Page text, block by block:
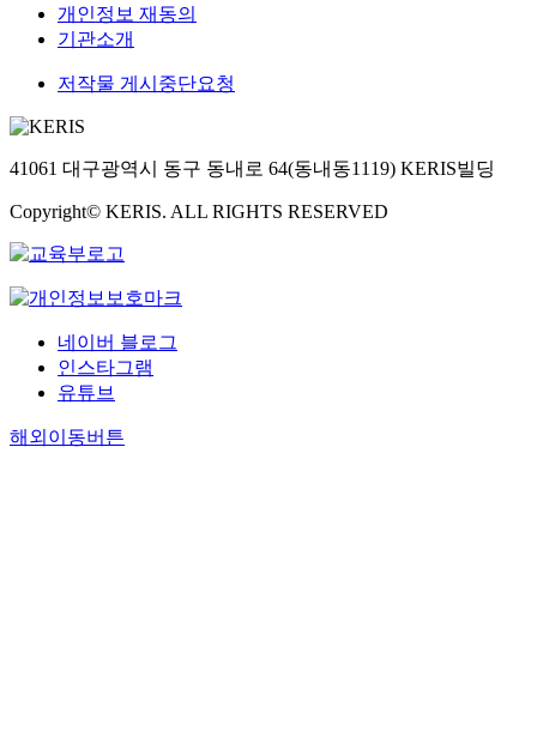
개인정보 재동의
기관소개
저작물 게시중단요청
41061 대구광역시 동구 동내로 64(동내동1119) KERIS빌딩
Copyright© KERIS. ALL RIGHTS RESERVED
네이버 블로그
인스타그램
유튜브
해외이동버튼